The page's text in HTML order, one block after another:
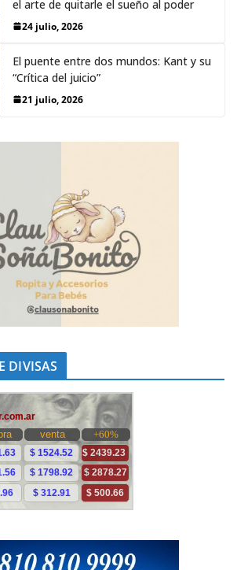
el arte de quitarle el sueño al poder
24 julio, 2026
El puente entre dos mundos: Kant y su
“Crítica del juicio”
21 julio, 2026
DIVISAS